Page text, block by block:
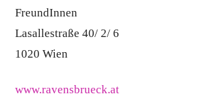
FreundInnen
Lasallestraße 40/ 2/ 6
1020 Wien
www.ravensbrueck.at